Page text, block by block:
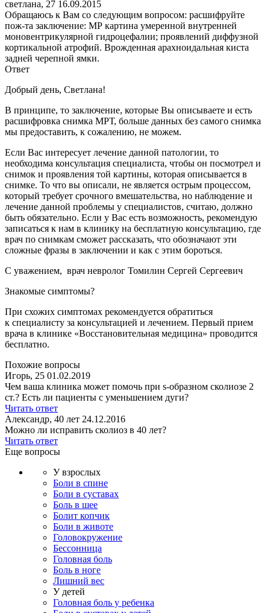
светлана, 27 16.09.2015
Обращаюсь к Вам со следующим вопросом: расшифруйте
пож-та заключение: МР картина умеренной внутренней
моновентрикулярной гидроцефалии; проявлений диффузной
кортикальной атрофий. Врожденная арахноидальная киста
задней черепной ямки.
Ответ
Добрый день, Светлана!
В принципе, то заключение, которые Вы описываете и есть
расшифровка снимка МРТ, больше данных без самого снимка
мы предоставить, к сожалению, не можем.
Если Вас интересует лечение данной патологии, то
необходима консультация специалиста, чтобы он посмотрел и
снимок и проявления той картины, которая описывается в
снимке. То что вы описали, не является острым процессом,
который требует срочного вмешательства, но наблюдение и
лечение данной проблемы у специалистов, считаю, должно
быть обязательно. Если у Вас есть возможность, рекомендую
записаться к нам в клинику на бесплатную консультацию, где
врач по снимкам сможет рассказать, что обозначают эти
сложные фразы в заключении и как с этим бороться.
С уважением, врач невролог Томилин Сергей Сергеевич
Знакомые симптомы?
При схожих симптомах рекомендуется обратиться
к специалисту за консультацией и лечением. Первый прием
врача в клинике «Восстановительная медицина» проводится
бесплатно.
Похожие вопросы
Игорь, 25 01.02.2019
Чем ваша клиника может помочь при s-образном сколиозе 2
ст.? Есть ли пациенты с уменьшением дуги?
Читать ответ
Александр, 40 лет 24.12.2016
Можно ли исправить сколиоз в 40 лет?
Читать ответ
Еще вопросы
У взрослых
Боли в спине
Боли в суставах
Боль в шее
Болит копчик
Боли в животе
Головокружение
Бессонница
Головная боль
Боль в ноге
Лишний вес
У детей
Головная боль у ребенка